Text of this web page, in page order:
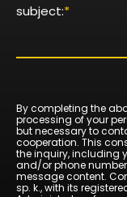
subject:*
By completing the
processing of your
but necessary to
cooperation. This
the inquiry, including
and/or phone
message content.
sp. k., with its